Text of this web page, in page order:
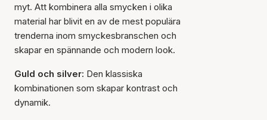
myt. Att kombinera alla smycken i olika
material har blivit en av de mest populära
trenderna inom smyckesbranschen och
skapar en spännande och modern look.
Guld och silver: Den klassiska
kombinationen som skapar kontrast och
dynamik.